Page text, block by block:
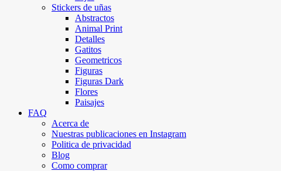
Stickers de uñas
Abstractos
Animal Print
Detalles
Gatitos
Geometricos
Figuras
Figuras Dark
Flores
Paisajes
FAQ
Acerca de
Nuestras publicaciones en Instagram
Politica de privacidad
Blog
Como comprar